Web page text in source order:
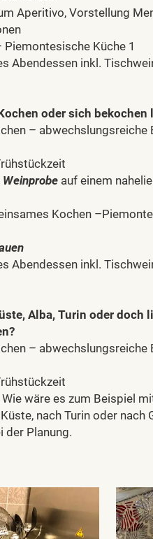
Aperitivo, Vorstellung
Piemontesische Küche 1
Abendessen inkl.
oder sich bekochen
– abwechslungsreiche
e auf einem
Kochen
Abendessen inkl.
Alba, Turin oder doch
– abwechslungsreiche
Wie wäre es zum Beispiel
nach Turin oder nach
der Planung.